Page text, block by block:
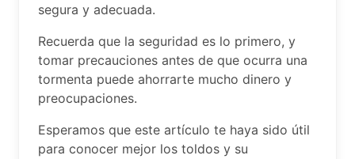
segura y adecuada.
Recuerda que la seguridad es lo primero, y
tomar precauciones antes de que ocurra una
tormenta puede ahorrarte mucho dinero y
preocupaciones.
Esperamos que este artículo te haya sido útil
para conocer mejor los toldos y su